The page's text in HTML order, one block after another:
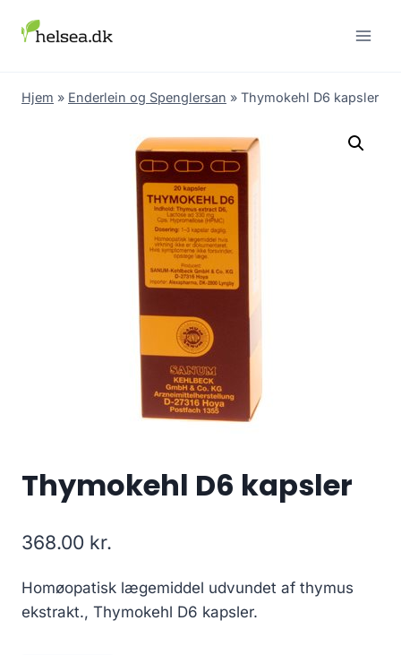
Hjem » Enderlein og Spenglersan » Thymokehl D6 kapsler
Thymokehl D6 kapsler
368.00 kr.
Homøopatisk lægemiddel udvundet af thymus
ekstrakt., Thymokehl D6 kapsler.